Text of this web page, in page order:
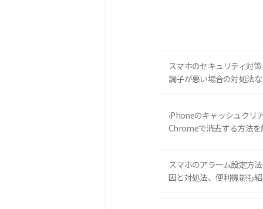
スマホのセキュリティ対
調子が悪い場合の対処法
iPhoneのキャッシュクリ
Chromeで消去する方法を
スマホのアラーム設定方
因と対処法、便利機能も